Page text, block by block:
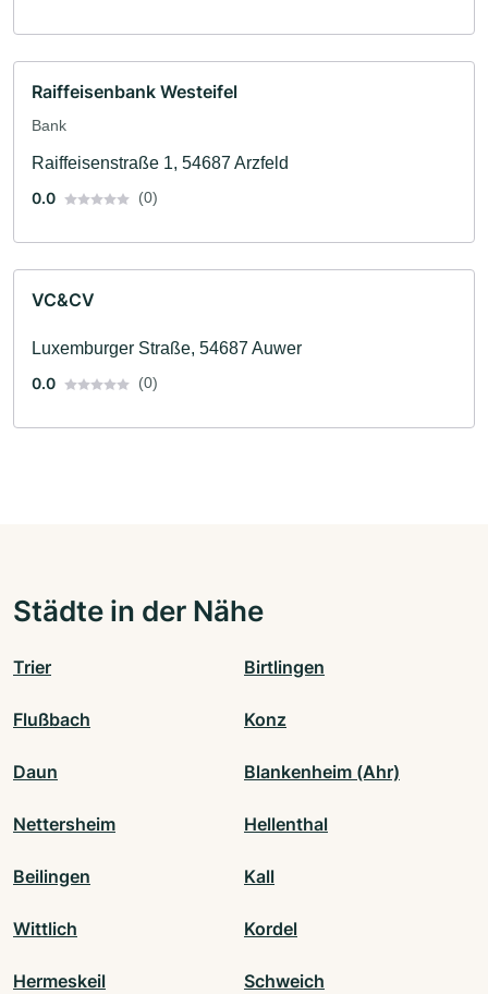
Raiffeisenbank Westeifel
Bank
Raiffeisenstraße 1, 54687 Arzfeld
0.0
(0)
VC&CV
Luxemburger Straße, 54687 Auwer
0.0
(0)
Städte in der Nähe
Trier Birtlingen
Flußbach Konz
Daun Blankenheim (Ahr)
Nettersheim Hellenthal
Beilingen Kall
Wittlich Kordel
Hermeskeil Schweich